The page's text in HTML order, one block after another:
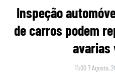
Inspeção
de carros podem
avarias
11:00 7 Agosto,